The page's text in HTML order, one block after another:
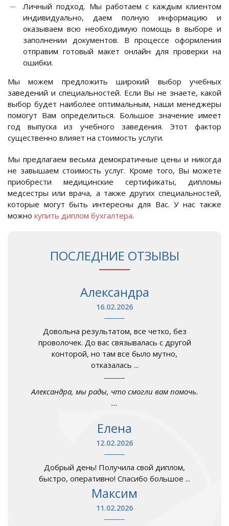
Личный подход. Мы работаем с каждым клиентом
индивидуально, даем полную информацию и
оказываем всю необходимую помощь в выборе и
заполнении документов. В процессе оформления
отправим готовый макет онлайн для проверки на
ошибки.
Мы можем предложить широкий выбор учебных
заведений и специальностей. Если Вы не знаете, какой
выбор будет наиболее оптимальным, наши менеджеры
помогут Вам определиться. Большое значение имеет
год выпуска из учебного заведения. Этот фактор
существенно влияет на стоимость услуги.
Мы предлагаем весьма демократичные цены и никогда
не завышаем стоимость услуг. Кроме того, Вы можете
приобрести медицинские сертификаты, дипломы
медсестры или врача, а также других специальностей,
которые могут быть интересны для Вас. У нас также
можно купить диплом бухгалтера.
ПОСЛЕДНИЕ ОТЗЫВЫ
Александра
16.02.2026
Довольна результатом, все четко, без
проволочек. До вас связывалась с другой
конторой, но там все было мутно,
отказалась ...
Александра, мы рады, что смогли вам помочь.
...
Елена
12.02.2026
Добрый день! Получила свой диплом,
быстро, оперативно! Спасибо большое ...
Максим
11.02.2026